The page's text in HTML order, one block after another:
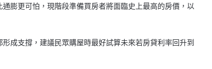
膨更可怕，現階段準備買房者將面臨史上最高的房價，以
成支撐，建議民眾購屋時最好試算未來若房貸利率回升到